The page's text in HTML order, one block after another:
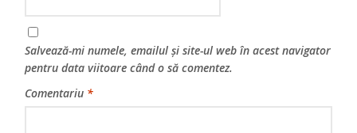
Salvează-mi numele, emailul și site-ul web în acest navigator
pentru data viitoare când o să comentez.
Comentariu *